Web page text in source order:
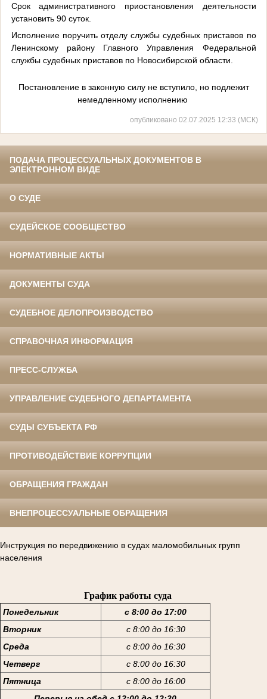
Срок административного приостановления деятельности
установить 90 суток.
Исполнение поручить отделу службы судебных приставов по
Ленинскому району Главного Управления Федеральной
службы судебных приставов по Новосибирской области.
Постановление в законную силу не вступило, но подлежит
немедленному исполнению
опубликовано 02.07.2025 12:33 (МСК)
ПОДАЧА ПРОЦЕССУАЛЬНЫХ ДОКУМЕНТОВ В
ЭЛЕКТРОННОМ ВИДЕ
О СУДЕ
СУДЕЙСКОЕ СООБЩЕСТВО
НОРМАТИВНЫЕ АКТЫ
ДОКУМЕНТЫ СУДА
СУДЕБНОЕ ДЕЛОПРОИЗВОДСТВО
СПРАВОЧНАЯ ИНФОРМАЦИЯ
ПРЕСС-СЛУЖБА
УПРАВЛЕНИЕ СУДЕБНОГО ДЕПАРТАМЕНТА
СУДЫ СУБЪЕКТА РФ
ПРОТИВОДЕЙСТВИЕ КОРРУПЦИИ
ОБРАЩЕНИЯ ГРАЖДАН
ВНЕПРОЦЕССУАЛЬНЫЕ ОБРАЩЕНИЯ
Инструкция по передвижению в судах маломобильных групп
населения
График работы суда
Понедельник
с 8:00 до 17:00
Вторник
с 8:00 до 16:30
Среда
с 8:00 до 16:30
Четверг
с 8:00 до 16:30
Пятница
с 8:00 до 16:00